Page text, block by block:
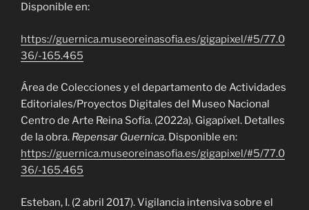
Disponible en:
https://guernica.museoreinasofia.es/gigapixel/#5/77.0
36/-165.465
Área de Colecciones y el departamento de Actividades
Editoriales/Proyectos Digitales del Museo Nacional
Centro de Arte Reina Sofía. (2022a). Gigapíxel. Detalles
de la obra. Repensar Guernica. Disponible en:
https://guernica.museoreinasofia.es/gigapixel/#5/77.0
36/-165.465
Esteban, I. (2 abril 2017). Vigilancia intensiva sobre el